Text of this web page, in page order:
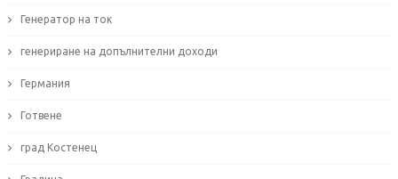
Генератор на ток
генериране на допълнителни доходи
Германия
Готвене
град Костенец